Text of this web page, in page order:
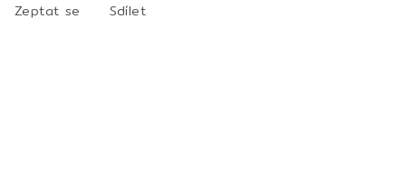
Zeptat se Sdílet